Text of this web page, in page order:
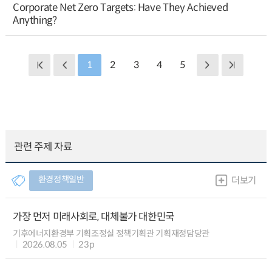
Corporate Net Zero Targets: Have They Achieved
Anything?
1 2 3 4 5
관련 주제 자료
환경정책일반 더보기
가장 먼저 미래사회로, 대체불가 대한민국
기후에너지환경부 기획조정실 정책기획관 기획재정담당관
2026.08.05
23p